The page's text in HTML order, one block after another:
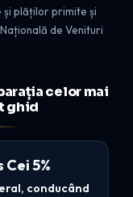
plăților primite și
de Venituri
celor mai
ghid
5%
conducând